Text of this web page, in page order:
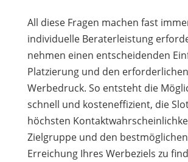
All diese Fragen machen fast
individuelle Beraterleistung
nehmen einen entscheidenden
Platzierung und den erforderlichen
Werbedruck. So entsteht die
schnell und kosteneffizient, die
höchsten
Zielgruppe und den
Erreichung Ihres Werbeziels zu